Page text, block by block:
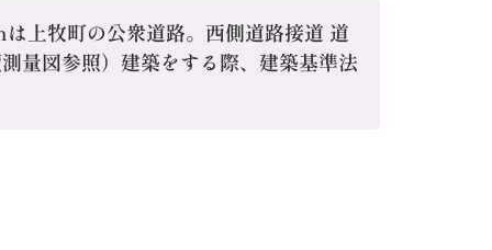
上牧町の公衆道路。西側道路接道 道
量図参照）建築をする際、建築基準法